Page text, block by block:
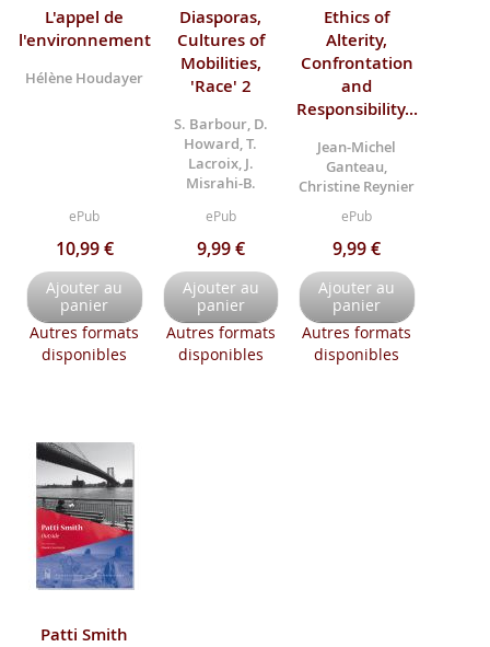
L'appel de
l'environnement
Hélène Houdayer
ePub
10,99 €
Ajouter au
panier
Autres formats
disponibles
Diasporas,
Cultures of
Mobilities,
'Race' 2
S. Barbour, D.
Howard, T.
Lacroix, J.
Misrahi-B.
ePub
9,99 €
Ajouter au
panier
Autres formats
disponibles
Ethics of
Alterity,
Confrontation
and
Responsibility...
Jean-Michel
Ganteau,
Christine Reynier
ePub
9,99 €
Ajouter au
panier
Autres formats
disponibles
Patti Smith